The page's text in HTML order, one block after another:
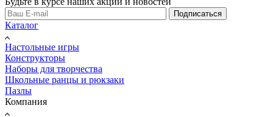
Подписаться
Каталог
Настольные игры
Конструкторы
Наборы для творчества
Школьные ранцы и рюкзаки
Пазлы
Компания